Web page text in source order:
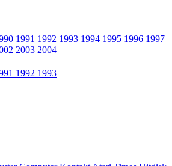
1991 1992 1993 1994 1995 1996 1997
2003 2004
1992 1993